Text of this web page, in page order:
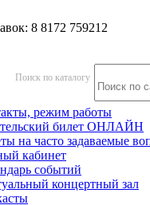
8 8172 759212
Поиск по каталогу
режим работы
билет ОНЛАЙН
на часто задаваемые
кабинет
событий
концертный зал